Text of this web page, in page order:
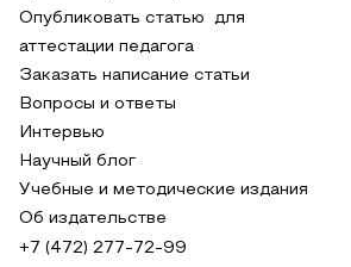
Опубликовать статью для
аттестации педагога
Заказать написание статьи
Вопросы и ответы
Интервью
Научный блог
Учебные и методические издания
Об издательстве
+7 (472) 277-72-99